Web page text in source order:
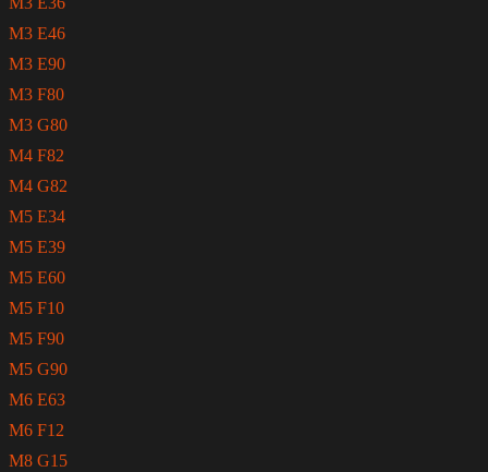
M3 E46
M3 E90
M3 F80
M3 G80
M4 F82
M4 G82
M5 E34
M5 E39
M5 E60
M5 F10
M5 F90
M5 G90
M6 E63
M6 F12
M8 G15